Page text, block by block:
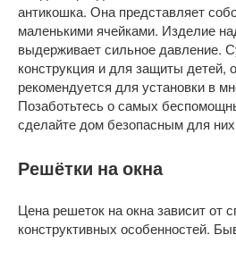
антикошка. Она представляет
маленькими ячейками. Изделие
выдерживает сильное давление.
конструкция и для защиты детей,
рекомендуется для установки в
Позаботьтесь о самых
сделайте дом безопасным для
Решётки на окна
Цена решеток на окна зависит от
конструктивных особенностей.